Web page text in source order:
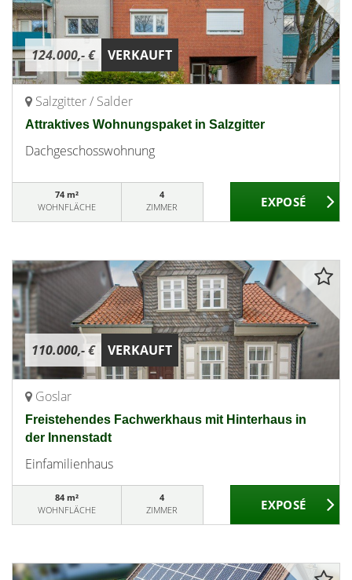
124.000,- € VERKAUFT
Salzgitter / Salder
Attraktives Wohnungspaket in Salzgitter
Dachgeschosswohnung
74 m²
WOHNFLÄCHE
4
ZIMMER
110.000,- € VERKAUFT
Goslar
Freistehendes Fachwerkhaus mit Hinterhaus in
der Innenstadt
Einfamilienhaus
84 m²
WOHNFLÄCHE
4
ZIMMER